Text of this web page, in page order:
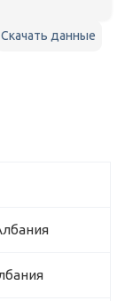
Скачать данные